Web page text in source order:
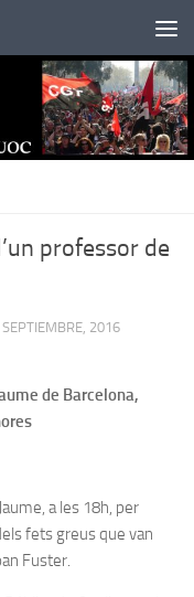
professor de
2016
de Barcelona,
a les 18h, per
fets greus que van
Fuster.